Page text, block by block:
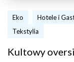
Eko Hotele i
Tekstylia
Kultowy